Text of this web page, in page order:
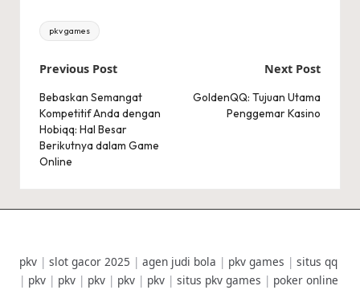
Tags:
pkv games
Post
navigation
Previous Post
Bebaskan Semangat
Kompetitif Anda dengan
Hobiqq: Hal Besar
Berikutnya dalam Game
Online
Next Post
GoldenQQ: Tujuan Utama
Penggemar Kasino
pkv | slot gacor 2025 | agen judi bola | pkv games | situs qq
| pkv | pkv | pkv | pkv | pkv | situs pkv games | poker online